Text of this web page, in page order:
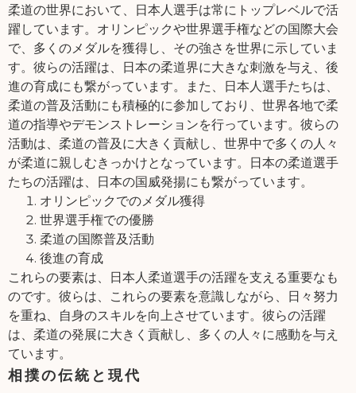
柔道の世界において、日本人選手は常にトップレベルで活
躍しています。オリンピックや世界選手権などの国際大会
で、多くのメダルを獲得し、その強さを世界に示していま
す。彼らの活躍は、日本の柔道界に大きな刺激を与え、後
進の育成にも繋がっています。また、日本人選手たちは、
柔道の普及活動にも積極的に参加しており、世界各地で柔
道の指導やデモンストレーションを行っています。彼らの
活動は、柔道の普及に大きく貢献し、世界中で多くの人々
が柔道に親しむきっかけとなっています。日本の柔道選手
たちの活躍は、日本の国威発揚にも繋がっています。
オリンピックでのメダル獲得
世界選手権での優勝
柔道の国際普及活動
後進の育成
これらの要素は、日本人柔道選手の活躍を支える重要なも
のです。彼らは、これらの要素を意識しながら、日々努力
を重ね、自身のスキルを向上させています。彼らの活躍
は、柔道の発展に大きく貢献し、多くの人々に感動を与え
ています。
相撲の伝統と現代